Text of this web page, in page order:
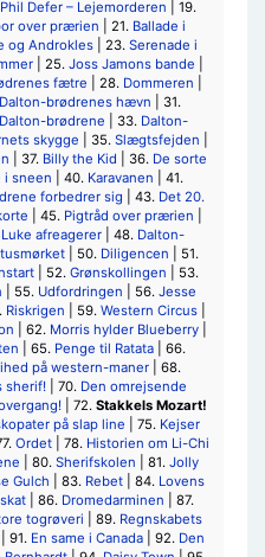
Phil Defer – Lejemorderen | 19.
over prærien | 21. Ballade i
og Androkles| 23. Serenade i
| 25. Joss Jamons bande
fætre | 28. Dommeren
Dalton-brødrenes hævn | 31.
brødrene | 33. Dalton-
skygge | 35. Slægtsfejden
| 37. Billy the Kid | 36. De sorte
i sneen | 40. Karavanen | 41.
forbedrer sig | 43. Det 20.
| 45. Pigtråd over prærien
afreagerer | 48. Dalton-
| 50. Diligencen | 51.
| 52. Grønskollingen | 53.
| 55. Udfordringen | 56. Jesse
Riskrigen | 59. Western Circus|
| 62. Morris hylder Blueberry|
| 65. Penge til Ratata| 66.
på western-maner| 68.
sherif! | 70. Den omrejsende
| 72. Stakkels Mozart!
på slap line | 75. Kejser
Ordet | 78. Historien om Li-Chi
| 80. Sherifskolen | 81. Jolly
Gulch | 83. Rebet| 84. Lovens
| 86. Dromedarminen | 87.
togrøveri | 89. Regnskabets
| 91. En same i Canada| 92. Den